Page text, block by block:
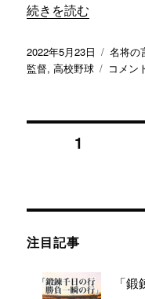
新
庄
“「楽しい野球を頑
続きを読む
投
稿
2022年5月23日
カ
テ
ー
名将の
監督,高校野球
「楽
野
た
コメン
ナ
ビ
ページ1
注目記事
「